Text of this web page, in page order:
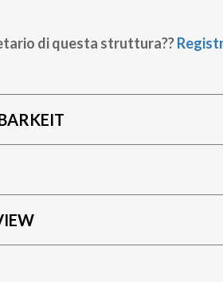
di questa struttura??